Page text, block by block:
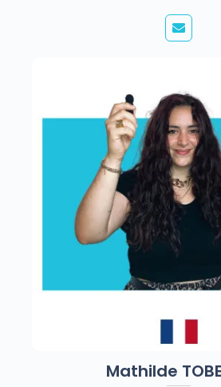
Mathilde